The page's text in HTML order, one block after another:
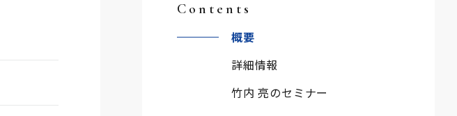
Contents
概要
詳細情報
竹内 亮のセミナー